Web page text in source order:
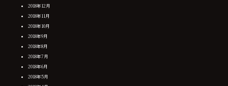
2018年12月
2018年11月
2018年10月
2018年9月
2018年8月
2018年7月
2018年6月
2018年5月